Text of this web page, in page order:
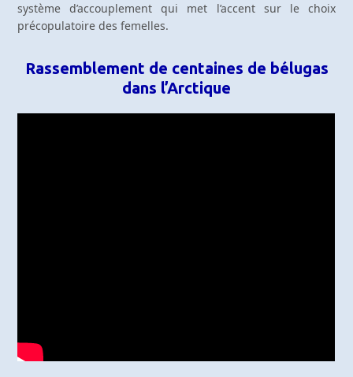
système d’accouplement qui met l’accent sur le choix
précopulatoire des femelles.
Rassemblement de centaines de bélugas
dans l’Arctique